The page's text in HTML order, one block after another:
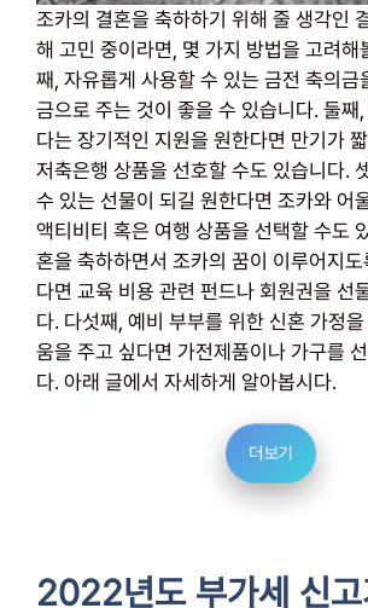
조카의 결혼을 축하하기 위해 줄 생각인
해 고민 중이라면, 몇 가지 방법을 고려해
째, 자유롭게 사용할 수 있는 금전 축의금
금으로 주는 것이 좋을 수 있습니다. 둘째
다는 장기적인 지원을 원한다면 만기가
저축은행 상품을 선호할 수도 있습니다.
수 있는 선물이 되길 원한다면 조카와 어
액티비티 혹은 여행 상품을 선택할 수도
혼을 축하하면서 조카의 꿈이 이루어지
다면 교육 비용 관련 펀드나 회원권을 선
다. 다섯째, 예비 부부를 위한 신혼 가정
움을 주고 싶다면 가전제품이나 가구를
다. 아래 글에서 자세하게 알아봅시다.
더보기
2022년도 부가세 신고